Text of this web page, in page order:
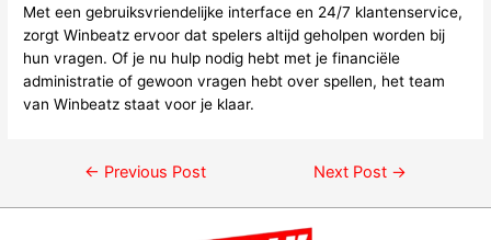
Met een gebruiksvriendelijke interface en 24/7 klantenservice,
zorgt Winbeatz ervoor dat spelers altijd geholpen worden bij
hun vragen. Of je nu hulp nodig hebt met je financiële
administratie of gewoon vragen hebt over spellen, het team
van Winbeatz staat voor je klaar.
← Previous Post Next Post →